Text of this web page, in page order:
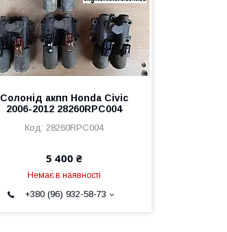
Солонід акпп Honda Civic
2006-2012 28260RPC004
28260RPC004
5 400 ₴
Немає в наявності
+380 (96) 932-58-73